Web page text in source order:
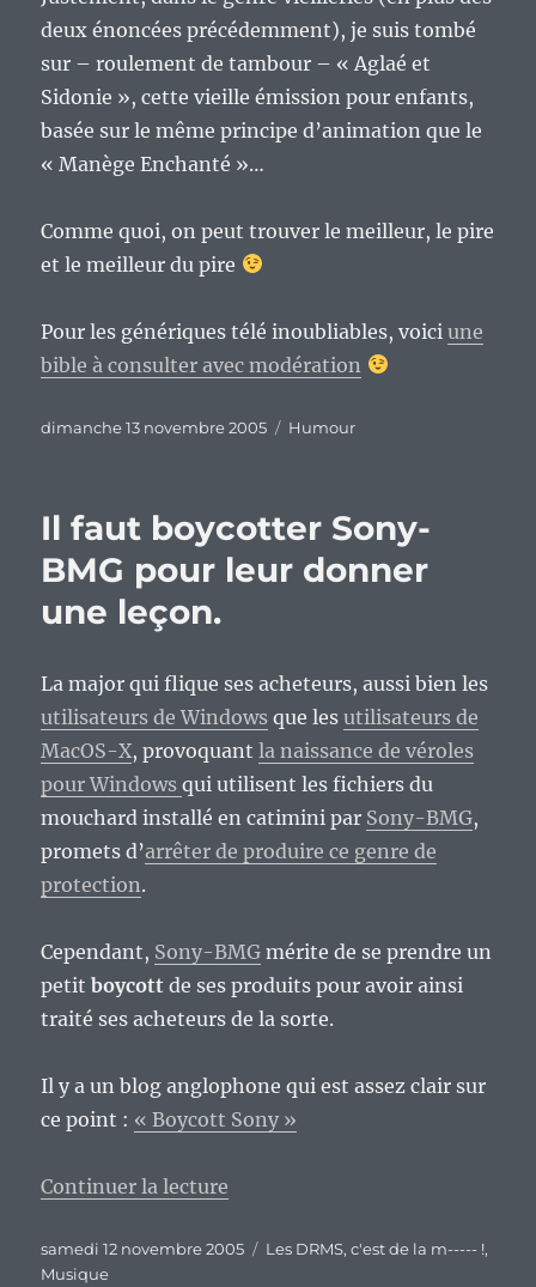
deux énoncées précédemment), je suis tombé
sur – roulement de tambour – « Aglaé et
Sidonie », cette vieille émission pour enfants,
basée sur le même principe d’animation que le
« Manège Enchanté »…
Comme quoi, on peut trouver le meilleur, le pire
et le meilleur du pire
Pour les génériques télé inoubliables, voiciune
bible à consulter avec modération
Publié
dimanche 13 novembre 2005 Catégories
Humour
Il faut boycotter Sony-
BMG pour leur donner
une leçon.
La major qui flique ses acheteurs, aussi bien les
utilisateurs de Windows que lesutilisateurs de
MacOS-X, provoquantla naissance de véroles
pour Windowsqui utilisent les fichiers du
mouchard installé en catimini par Sony-BMG,
promets d’arrêter de produire ce genre de
protection.
Cependant, Sony-BMG mérite de se prendre un
petitboycott de ses produits pour avoir ainsi
traité ses acheteurs de la sorte.
Il y a un blog anglophone qui est assez clair sur
ce point : « Boycott Sony »
Continuer la lecture
Publié
le
samedi 12 novembre 2005 Catégories
Les DRMS, c'est de la m----- !,
Musique